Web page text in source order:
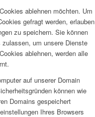
ablehnen möchten. Um
gefragt werden, erlauben
zu speichern. Sie können
um unsere Dienste
ablehnen, werden alle
auf unserer Domain
können wie
Domains gespeichert
Ihres Browsers